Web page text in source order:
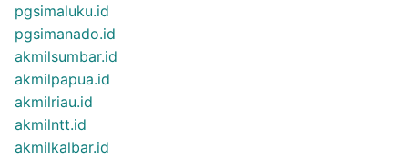
pgsimaluku.id
pgsimanado.id
akmilsumbar.id
akmilpapua.id
akmilriau.id
akmilntt.id
akmilkalbar.id